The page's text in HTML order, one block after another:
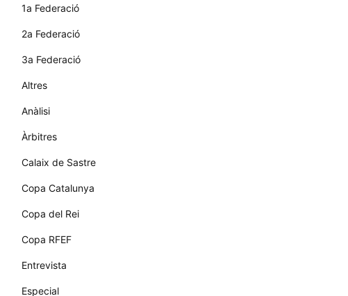
1a Federació
2a Federació
3a Federació
Altres
Anàlisi
Àrbitres
Calaix de Sastre
Copa Catalunya
Copa del Rei
Copa RFEF
Entrevista
Especial